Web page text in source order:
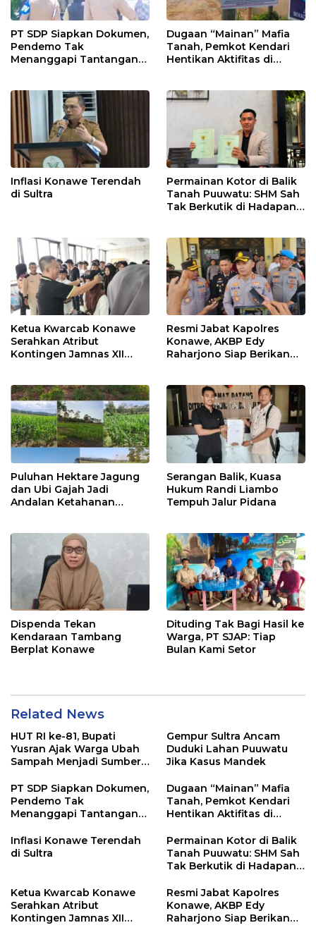
PT SDP Siapkan Dokumen,
Pendemo Tak
Menanggapi Tantangan
Dugaan “Mainan” Mafia
Tanah, Pemkot Kendari
Hentikan Aktifitas di
Inflasi Konawe Terendah
di Sultra
Permainan Kotor di Balik
Tanah Puuwatu: SHM Sah
Tak Berkutik di Hadapan
Ketua Kwarcab Konawe
Serahkan Atribut
Kontingen Jamnas XII
Resmi Jabat Kapolres
Konawe, AKBP Edy
Raharjono Siap Berikan
Puluhan Hektare Jagung
dan Ubi Gajah Jadi
Andalan Ketahanan
Serangan Balik, Kuasa
Hukum Randi Liambo
Tempuh Jalur Pidana
Dispenda Tekan
Kendaraan Tambang
Berplat Konawe
Dituding Tak Bagi Hasil ke
Warga, PT SJAP: Tiap
Bulan Kami Setor
Related News
HUT RI ke-81, Bupati
Yusran Ajak Warga Ubah
Sampah Menjadi Sumber
Gempur Sultra Ancam
Duduki Lahan Puuwatu
Jika Kasus Mandek
PT SDP Siapkan Dokumen,
Pendemo Tak
Menanggapi Tantangan
Dugaan “Mainan” Mafia
Tanah, Pemkot Kendari
Hentikan Aktifitas di
Inflasi Konawe Terendah
di Sultra
Permainan Kotor di Balik
Tanah Puuwatu: SHM Sah
Tak Berkutik di Hadapan
Ketua Kwarcab Konawe
Serahkan Atribut
Kontingen Jamnas XII
Resmi Jabat Kapolres
Konawe, AKBP Edy
Raharjono Siap Berikan